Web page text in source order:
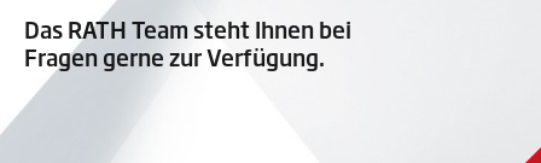
Das RATH Team steht Ihnen bei
Fragen gerne zur Verfügung.